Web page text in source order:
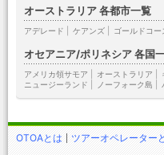
オーストラリア 各都市一覧
アデレード ケアンズ ゴールドコー
オセアニア/ポリネシア 各国
アメリカ領サモア オーストラリア
ニュージーランド
ノーフォーク島
OTOAとは ツアーオペレーター